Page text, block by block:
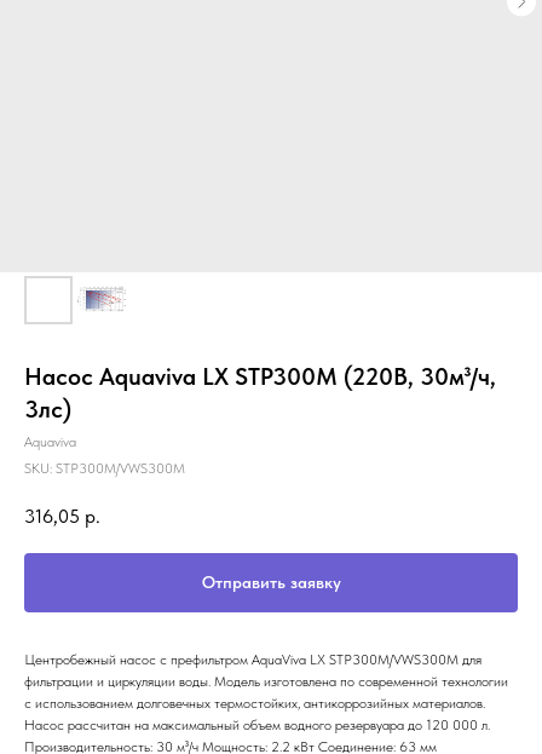
Насос Aquaviva LX STP300M (220В, 30м³/ч,
3лс)
Aquaviva
SKU: STP300M/VWS300M
316,05 р.
Отправить заявку
Центробежный насос с префильтром AquaViva LX STP300M/VWS300M для
фильтрации и циркуляции воды. Модель изготовлена по современной технологии
с использованием долговечных термостойких, антикоррозийных материалов.
Насос рассчитан на максимальный объем водного резервуара до 120 000 л.
Производительность: 30 м³/ч Мощность: 2.2 кВт Соединение: 63 мм